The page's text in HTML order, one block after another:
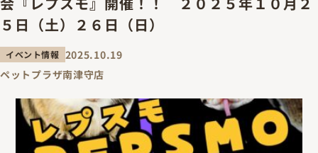
５日（土）２６日（日）
イベント情報 2025.10.19
ペットプラザ南津守店